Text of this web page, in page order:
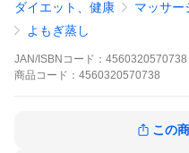
■温度設定について
沸騰後1〜5段階の温度調整
5段階は約100℃、4段階は約
6℃、1段階は約73℃
が下がってきたと感じた場合
等でご調整されることを推奨
ダイエット、健康
マッサー
よもぎ蒸し
JAN/ISBNコード： 4560320570738
商品 コード： 4560320570738
この